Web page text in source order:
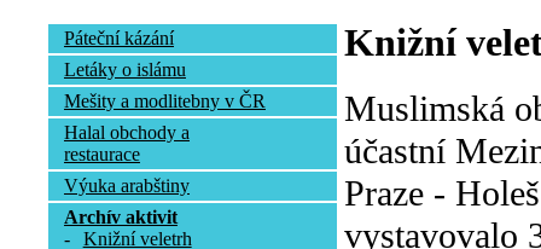
Páteční kázání
Letáky o islámu
Mešity a modlitebny v ČR
Halal obchody a
restaurace
Výuka arabštiny
Archív aktivit
-
Knižní veletrh
Knižní
Muslimská
účastní
Praze -
vystavovalo